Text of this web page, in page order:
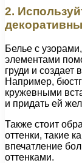
2.
Белье с
элементами
груди и
Например,
кружевными
и придать ей
Также стоит
оттенки, такие
впечатление
оттенками.